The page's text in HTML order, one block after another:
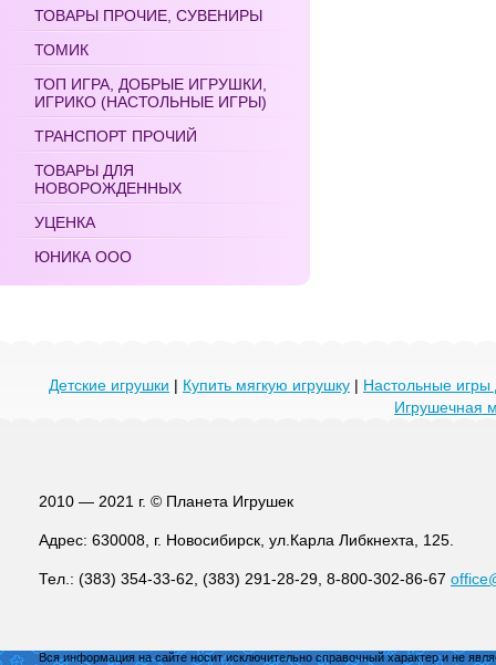
ТОВАРЫ ПРОЧИЕ, СУВЕНИРЫ
ТОМИК
ТОП ИГРА, ДОБРЫЕ ИГРУШКИ,
ИГРИКО (НАСТОЛЬНЫЕ ИГРЫ)
ТРАНСПОРТ ПРОЧИЙ
ТОВАРЫ ДЛЯ
НОВОРОЖДЕННЫХ
УЦЕНКА
ЮНИКА ООО
Детские игрушки | Купить мягкую игрушку | Настольные игры
Игрушечная
2010 — 2021 г. © Планета Игрушек
Адрес: 630008, г. Новосибирск, ул.Карла Либкнехта, 125.
Тел.: (383) 354-33-62, (383) 291-28-29, 8-800-302-86-67
Вся информация на сайте носит исключительно справочный характер и не